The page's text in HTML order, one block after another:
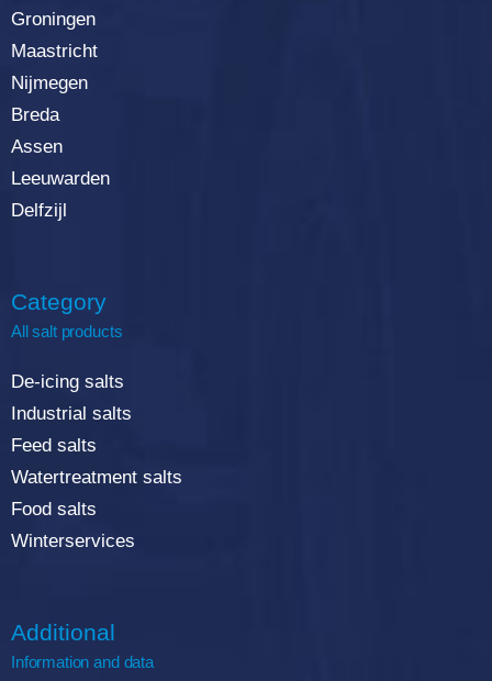
Groningen
Maastricht
Nijmegen
Breda
Assen
Leeuwarden
Delfzijl
Category
All salt products
De-icing salts
Industrial salts
Feed salts
Watertreatment salts
Food salts
Winterservices
Additional
Information and data